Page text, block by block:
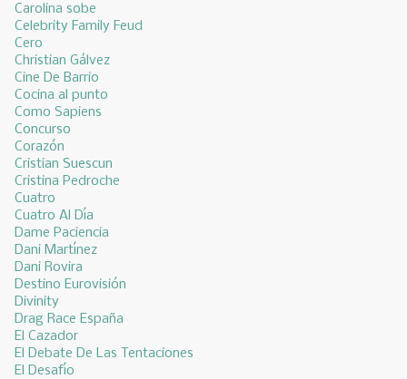
Carolina sobe
Celebrity Family Feud
Cero
Christian Gálvez
Cine De Barrio
Cocina al punto
Como Sapiens
Concurso
Corazón
Cristian Suescun
Cristina Pedroche
Cuatro
Cuatro Al Día
Dame Paciencia
Dani Martínez
Dani Rovira
Destino Eurovisión
Divinity
Drag Race España
El Cazador
El Debate De Las Tentaciones
El Desafío